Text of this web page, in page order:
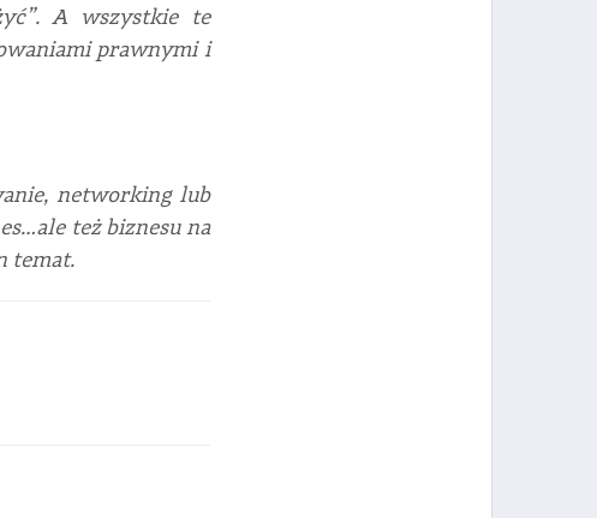
A wszystkie te
prawnymi i
networking lub
też biznesu na
temat.